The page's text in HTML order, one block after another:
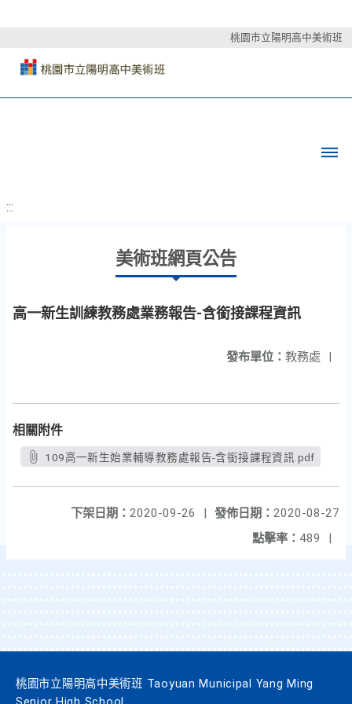
桃園市立陽明高中美術班
:::
美術班網頁公告
高一新生訓練教務處業務報告-含銜接課程資訊
發布單位： 教務處 |
相關附件
109高一新生始業輔導教務處報告-含銜接課程資訊.pdf
發佈日期： 2020-08-27
下架日期： 2020-09-26
|
點擊率： 489 |
桃園市立陽明高中美術班 Taoyuan Municipal Yang Ming